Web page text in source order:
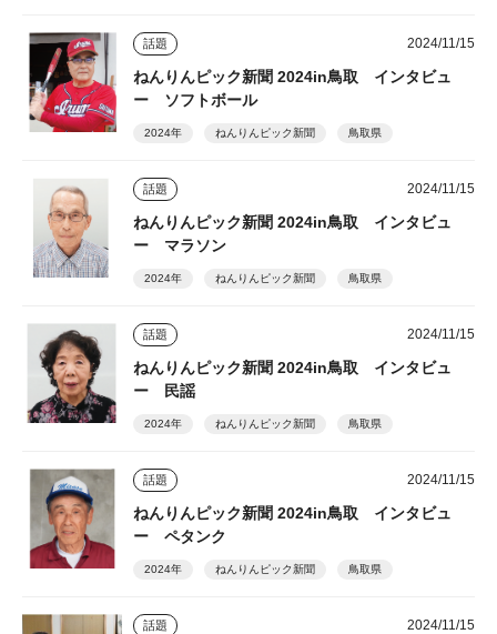
話題 2024/11/15
ねんりんピック新聞 2024in鳥取 インタビュ
ー ソフトボール
2024年 ねんりんピック新聞 鳥取県
話題 2024/11/15
ねんりんピック新聞 2024in鳥取 インタビュ
ー マラソン
2024年 ねんりんピック新聞 鳥取県
話題 2024/11/15
ねんりんピック新聞 2024in鳥取 インタビュ
ー 民謡
2024年 ねんりんピック新聞 鳥取県
話題 2024/11/15
ねんりんピック新聞 2024in鳥取 インタビュ
ー ペタンク
2024年 ねんりんピック新聞 鳥取県
話題 2024/11/15